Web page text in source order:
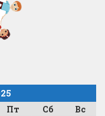
Пт Сб Вс